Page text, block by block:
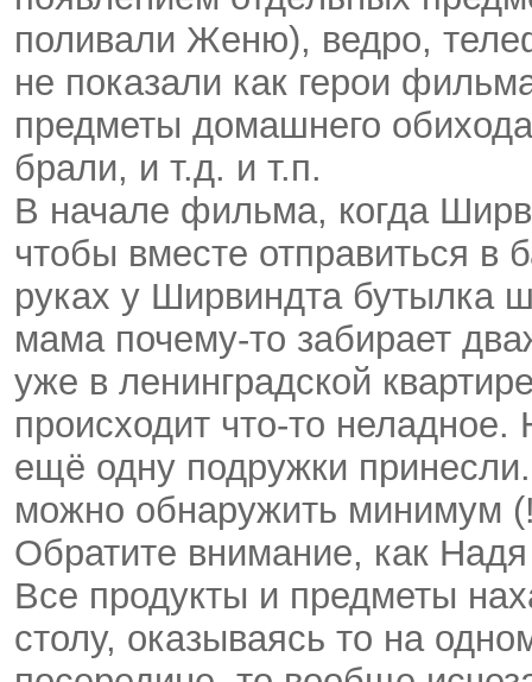
поливали Женю), ведро,
не показали как герои
предметы домашнего
брали, и т.д. и т.п.
В начале фильма, когда
чтобы вместе отправиться
руках у Ширвиндта бутылка
мама почему-то забирает
уже в ленинградской
происходит что-то
ещё одну подружки
можно обнаружить минимум
Обратите внимание, как
Все продукты и предметы
столу, оказываясь то на